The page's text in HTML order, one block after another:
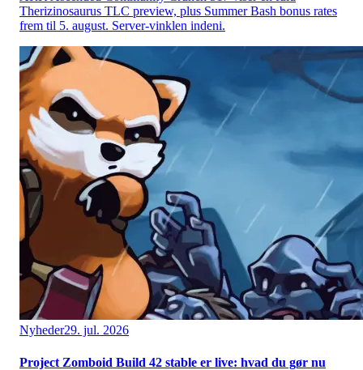
Therizinosaurus TLC preview, plus Summer Bash bonus rates
frem til 5. august. Server-vinklen indeni.
Nyheder29. jul. 2026
Project Zomboid Build 42 stable er live: hvad du gør nu